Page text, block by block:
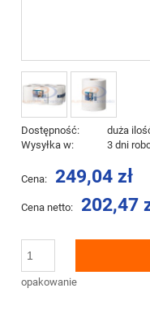
Dostępność:
duża
Wysyłka w:
3 dni
Cena: 249,04 zł
Cena netto: 202,47
opakowanie